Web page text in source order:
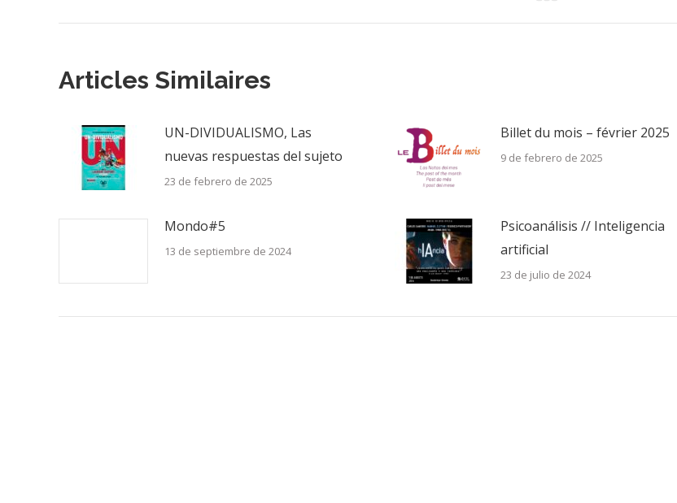
entre
publicaciones
Articles Similaires
UN-DIVIDUALISMO, Las
nuevas respuestas del sujeto
23 de febrero de 2025
Billet du mois – février 2025
9 de febrero de 2025
Mondo#5
13 de septiembre de 2024
Psicoanálisis // Inteligencia
artificial
23 de julio de 2024